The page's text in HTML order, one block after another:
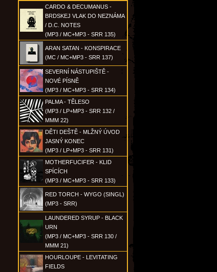
CARDO & DECUMANUS -
BRDSKEJ VLAK DO NEZNÁMA
/ D.C. NOTES
(MP3 / MC+MP3 - SRR 135)
ARAN SATAN - KONSPIRACE
(MC / MC+MP3 - SRR 137)
SEVERNÍ NÁSTUPIŠTĚ -
NOVÉ PÍSNĚ
(MP3 / MC+MP3 - SRR 134)
PALMA - TĚLESO
(MP3 / LP+MP3 - SRR 132 /
MMM 22)
DĚTI DEŠTĚ - MLŽNÝ ÚVOD
JASNÝ KONEC
(MP3 / LP+MP3 - SRR 131)
MOTHERFUCIFER - KLID
SPÍCÍCH
(MP3 / MC+MP3 - SRR 133)
RED TORCH - WYGO (SINGL)
(MP3 - SRR)
LAUNDERED SYRUP - BLACK
URN
(MP3 / MC+MP3 - SRR 130 /
MMM 21)
HOURLOUPE - LEVITATING
FIELDS